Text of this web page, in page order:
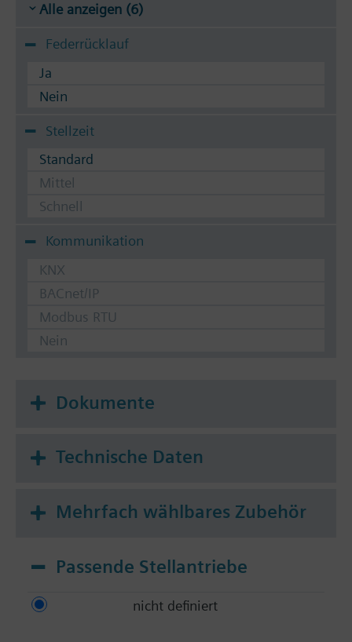
Alle anzeigen (6)
Federrücklauf
Ja
Nein
Stellzeit
Standard
Mittel
Schnell
Kommunikation
KNX
BACnet/IP
Modbus RTU
Nein
Dokumente
Technische Daten
Mehrfach wählbares Zubehör
Passende Stellantriebe
nicht definiert